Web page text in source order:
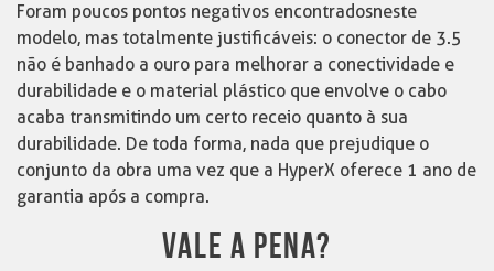
Foram poucos pontos negativos encontrados neste
modelo, mas totalmente justificáveis: o conector de 3.5
não é banhado a ouro para melhorar a conectividade e
durabilidade e o material plástico que envolve o cabo
acaba transmitindo um certo receio quanto à sua
durabilidade. De toda forma, nada que prejudique o
conjunto da obra uma vez que a HyperX oferece 1 ano de
garantia após a compra.
VALE A PENA?